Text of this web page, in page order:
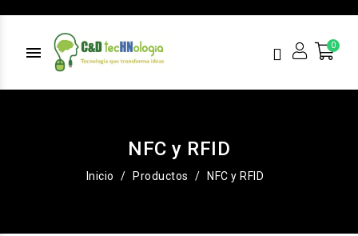
menu
NFC y RFID
Inicio Productos NFC y RFID